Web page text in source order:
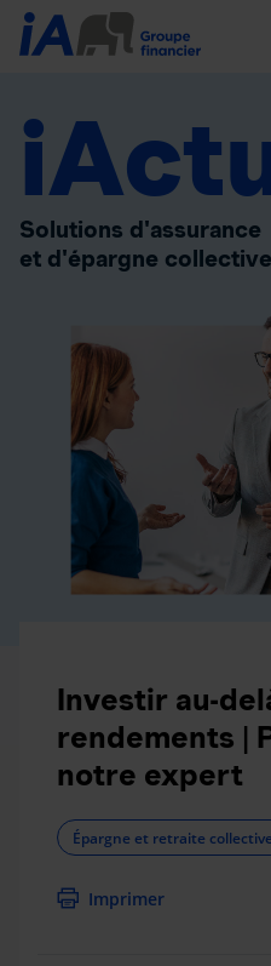
Solutions d'assurance
et d'épargne
Investir au-
rendements |
notre expert
Épargne et retraite
Imprimer